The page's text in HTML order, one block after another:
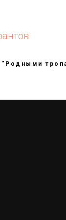
"Родными